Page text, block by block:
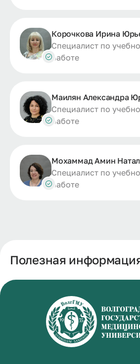
Корочкова Ирина
Специалист по
работе
Маилян Александра
Специалист по
работе
Мохаммад Амин
Специалист по
работе
Полезная